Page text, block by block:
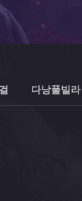
다낭풀빌라